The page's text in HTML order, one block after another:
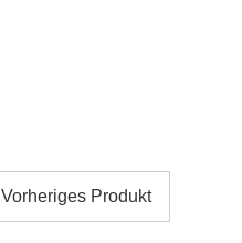
Vorheriges Produkt